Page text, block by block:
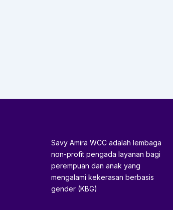
Savy Amira WCC adalah lembaga
non-profit pengada layanan bagi
perempuan dan anak yang
mengalami kekerasan berbasis
gender (KBG)